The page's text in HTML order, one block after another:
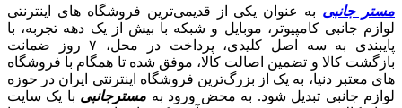
مستر جانبی به عنوان یکی از قدیمی‌ترین فروشگاه های اینترنتی
لوازم جانبی کامپیوتر، موبایل و شبکه با بیش از یک دهه تجربه، با
پایبندی به سه اصل کلیدی، پرداخت در محل، ۷ روز ضمانت
بازگشت کالا و تضمین اصالت کالا، موفق شده تا همگام با فروشگاه‌
های معتبر دنیا، به یک از بزرگ‌ترین فروشگاه اینترنتی ایران در حوزه
لوازم جانبی تبدیل شود. به محض ورود به مسترجانبی با یک سایت